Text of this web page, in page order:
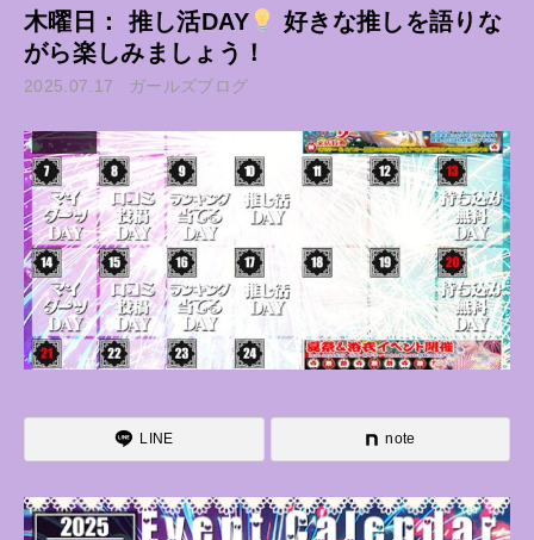
木曜日： 推し活DAY
好きな推しを語りな
がら楽しみましょう！
2025.07.17 ガールズブログ
LINE note